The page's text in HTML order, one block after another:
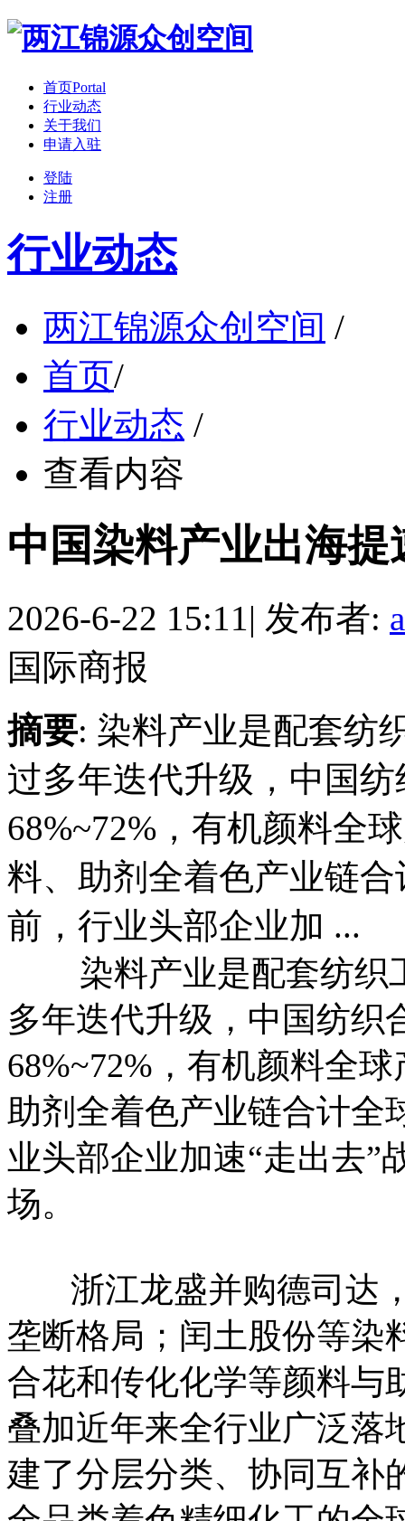
首页Portal
行业动态
关于我们
申请入驻
登陆
注册
行业动态
两江锦源众创空间 /
首页/
行业动态 /
查看内容
中国染料产业出海提
2026-6-22 15:11| 发布者:
国际商报
摘要: 染料产业是配套纺
过多年迭代升级，中国
68%~72%，有机颜料全
料、助剂全着色产业链
前，行业头部企业加 ...
染料产业是配套纺织
多年迭代升级，中国纺织
68%~72%，有机颜料全
助剂全着色产业链合计全
业头部企业加速“走出去”
场。
浙江龙盛并购德司达，
垄断格局；闰土股份等染
合花和传化化学等颜料与
叠加近年来全行业广泛落
建了分层分类、协同互补